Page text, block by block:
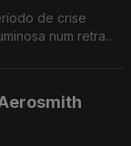
de crise
num retrato